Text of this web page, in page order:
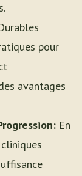
pour
avantages
En